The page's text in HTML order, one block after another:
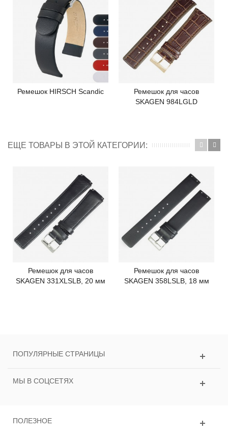
Ремешок HIRSCH Scandic
Ремешок для часов
SKAGEN 984LGLD
ЕЩЕ ТОВАРЫ В ЭТОЙ КАТЕГОРИИ:
Ремешок для часов
SKAGEN 331XLSLB, 20 мм
Ремешок для часов
SKAGEN 358LSLB, 18 мм
ПОПУЛЯРНЫЕ СТРАНИЦЫ
МЫ В СОЦСЕТЯХ
ПОЛЕЗНОЕ